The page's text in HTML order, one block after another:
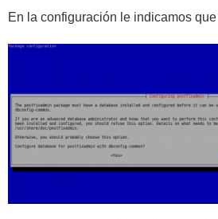
En la configuración le indicamos